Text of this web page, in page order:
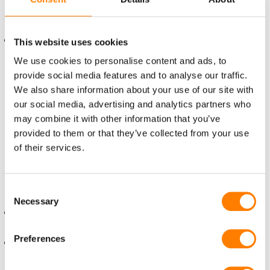
This website uses cookies
We use cookies to personalise content and ads, to
provide social media features and to analyse our traffic.
We also share information about your use of our site with
our social media, advertising and analytics partners who
may combine it with other information that you’ve
provided to them or that they’ve collected from your use
of their services.
Selection
Necessary
Preferences
Het team bestaat uit een 25-tal vaste, gedreven
medewerkers waarvan de meesten al een langere
tijd in dienst zijn. Een dienstverband van 25 jaar is
bij ons geen uitzondering, en dat vieren we dan
ook altijd met alle medewerkers.
Wat mag je van ons verwachten?
Naast een goed salaris en mooie secundaire
mensen:
Onze activiteitencommissie organiseert regelmatig
We houden er ook van om onze medewerkers zo